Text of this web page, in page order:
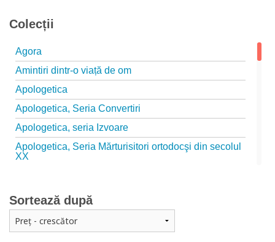
Colecții
Agora
Amintiri dintr-o viață de om
Apologetica
Apologetica, Seria Convertiri
Apologetica, seria Izvoare
Apologetica, Seria Mărturisitori ortodocşi din secolul
XX
Arta creștină
Audio Book-uri
Biblia în actualitate
Sortează după